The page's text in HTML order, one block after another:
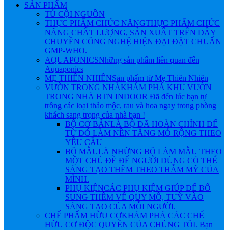
SẢN PHẨM
TỦ CỘI NGUỒN
THỰC PHẨM CHỨC NĂNGTHỰC PHẨM CHỨC
NĂNG CHẤT LƯỢNG, SẢN XUẤT TRÊN DÂY
CHUYỀN CÔNG NGHỆ HIỆN ĐẠI ĐẶT CHUẨN
GMP-WHO.
AQUAPONICSNhững sản phẩm liên quan đến
Aquaponics
MẸ THIÊN NHIÊNSản phẩm từ Mẹ Thiên Nhiên
VƯỜN TRONG NHÀKHÁM PHÁ KHU VƯỜN
TRONG NHÀ BTN INDOOR Đã đến lúc bạn tự
trồng các loại thảo mộc, rau và hoa ngay trong phòng
khách sang trọng của nhà bạn !
BỘ CƠ BẢNLÀ BỘ ĐÃ HOÀN CHỈNH ĐỂ
TỪ ĐÓ LÀM NỀN TẲNG MỎ RỘNG THEO
YÊU CẦU
BỘ MẪULÀ NHỮNG BỘ LÀM MẪU THEO
MỘT CHỦ ĐỀ ĐỂ NGƯỜI DÙNG CÓ THỂ
SÁNG TẠO THÊM THEO THẪM MỸ CỦA
MÌNH.
PHỤ KIỆNCÁC PHỤ KIỆM GIÚP ĐỂ BỔ
SUNG THÊM VỀ QUY MÔ, TUỲ VÀO
SÁNG TẠO CỦA MỖI NGƯỜI.
CHẾ PHẨM HỮU CƠKHÁM PHÁ CÁC CHẾ
HỮU CƠ ĐỘC QUYỀN CỦA CHÚNG TÔI. Bạn